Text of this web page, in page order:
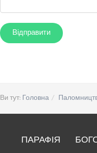
Ви тут: Головна
ПАРАФІЯ